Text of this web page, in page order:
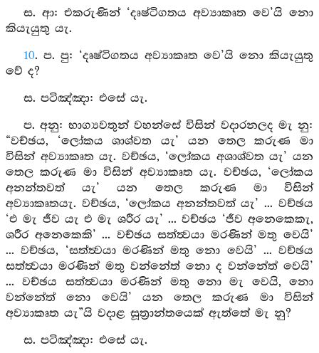
ස. ආ: එකරුණින් ‘දෘෂ්ටිගතය අව්‍යාකෘත වෙ’යි නො
කියැයුතු යැ.
10. ප. පු: ‘දෘෂ්ටිගතය අව්‍යාකෘත වෙ’යි නො කියැයුතු
වේ ද?
ස. පටිඤ්‍ඤා: එසේ යැ.
ප. අනු: භාග්‍යවතුන් වහන්සේ විසින් වදාරනලද මැ නු:
“වච්ඡය, ‘ලෝකය ශාශ්වත යැ’ යන තෙල කරුණ මා
විසින් අව්‍යාකෘත යැ. වච්ඡය, ‘ලෝකය අශාශ්වත යැ’ යන
තෙල කරුණ මා විසින් අව්‍යාකෘත යැ. වච්ඡය, ‘ලෝකය
අනන්තවත් යැ’ යන තෙල කරුණ මා විසින්
අව්‍යාකෘතයැ. වච්ඡය, ‘ලෝකය අනන්තවත් යැ’ ... වච්ඡය
‘එ මැ ජීව යැ එ මැ ශරීර යැ’ ... වච්ඡය ‘ජීව අනෙකෙකැ,
ශරීර අනෙකෙකි’ ... වච්ඡය සත්ත්‍වයා මරණින් මතු වෙයි’
... වච්ඡය, ‘සත්ත්‍වයා මරණින් මතු නො වෙයි’ ... වච්ඡය
සත්ත්‍වයා මරණින් මතු වන්නේත් නො ද වන්නේත් වෙයි’
... වච්ඡය සත්ත්‍වයා මරණින් මතු නො මැ වෙයි, නො
වන්නේත් නො වෙයි’ යන තෙල කරුණ මා විසින්
අව්‍යාකෘත යැ”යි වදාළ සූත්‍රාන්තයෙක් ඇත්තේ මැ නු?
ස. පටිඤ්‍ඤා: එසේ යැ.